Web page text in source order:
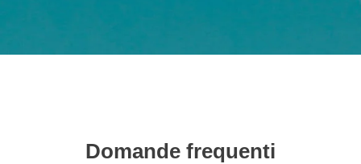
Domande frequenti